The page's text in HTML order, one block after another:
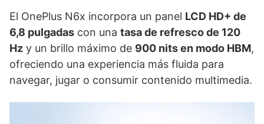
El OnePlus N6x incorpora un panel LCD HD+ de
6,8 pulgadas con una tasa de refresco de 120
Hz y un brillo máximo de 900 nits en modo HBM,
ofreciendo una experiencia más fluida para
navegar, jugar o consumir contenido multimedia.